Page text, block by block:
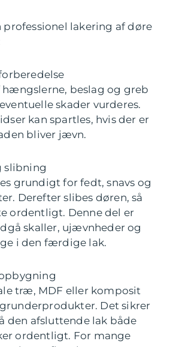
professionel lakering af døre
hængslerne, beslag og greb
skader vurderes.
kan spartles, hvis der er
bliver jævn.
slibning
grundigt for fedt, snavs og
Derefter slibes døren, så
ordentligt. Denne del er
skaller, ujævnheder og
i den færdige lak.
træ, MDF eller komposit
Det sikrer
den afsluttende lak både
ordentligt. For mange